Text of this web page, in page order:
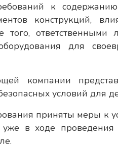
к содержанию
конструкций,
того, ответственными
для
компании
условий для
приняты меры к
в ходе проведения